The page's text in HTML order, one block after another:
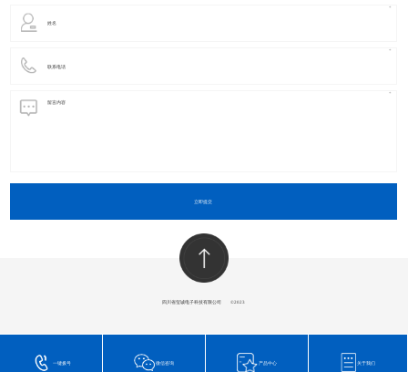
立即提交
四川省玺诚电子科技有限公司 ​©2023
一键拨号 微信咨询 产品中心 关于我们